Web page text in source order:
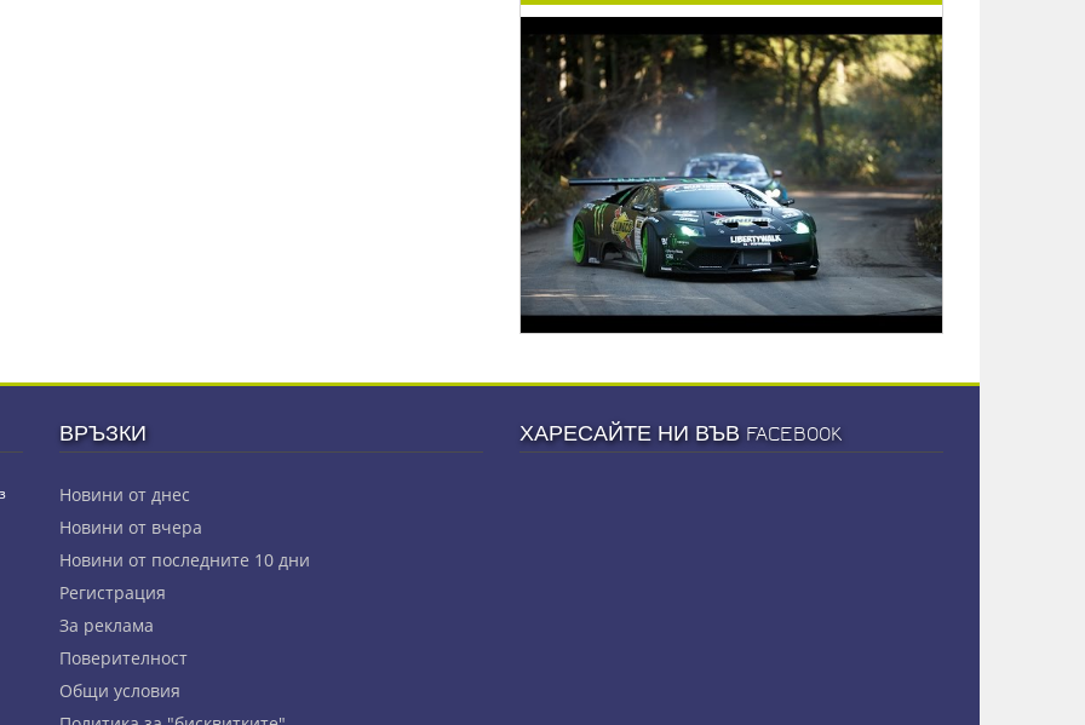
ВРЪЗКИ
Новини от днес
Новини от вчера
Новини от последните 10 дни
Регистрация
За реклама
Πoвepитeлнocт
Общи условия
ХАРЕСАЙТЕ НИ ВЪВ FACEBOOK